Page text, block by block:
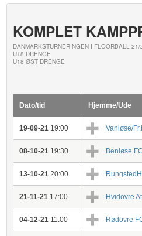
KOMPLET
DANMARKSTURNERINGEN I FLOORBALL 21/
U18 DRENGE
U18 ØST DRENGE
Dato/tid Hjemme/Ude
19-09-21 19:00 Vanløse/
08-10-21 19:30 Benløse
13-10-21 20:00
21-11-21 17:00 Hvidovre
04-12-21 11:00 Rødovre